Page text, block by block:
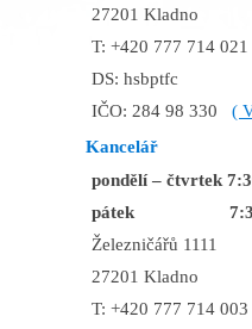
27201 Kladno
T: +420 777 714 021
DS: hsbptfc
IČO: 284 98 330
(
Kancelář
pondělí – čtvrtek
pátek 7:30 -
Železničářů 1111
27201 Kladno
T: +420 777 714 003